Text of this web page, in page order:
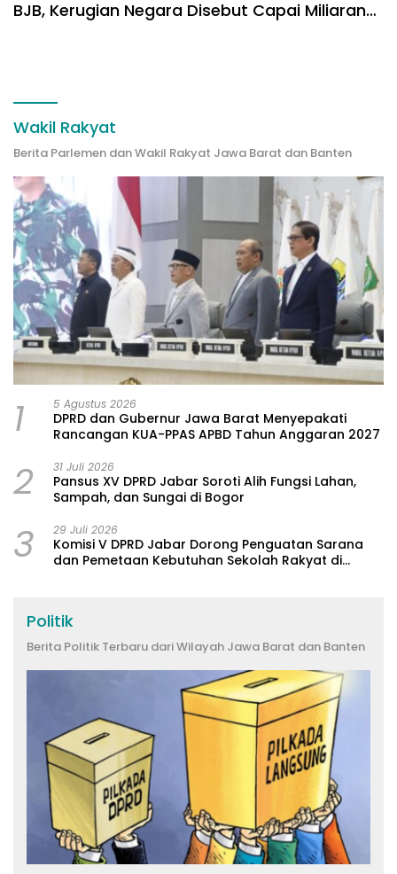
BJB, Kerugian Negara Disebut Capai Miliaran
Wakil Rakyat
Berita Parlemen dan Wakil Rakyat Jawa Barat dan Banten
1 5 Agustus 2026
DPRD dan Gubernur Jawa Barat Menyepakati
Rancangan KUA-PPAS APBD Tahun Anggaran 2027
2 31 Juli 2026
Pansus XV DPRD Jabar Soroti Alih Fungsi Lahan,
Sampah, dan Sungai di Bogor
3 29 Juli 2026
Komisi V DPRD Jabar Dorong Penguatan Sarana
dan Pemetaan Kebutuhan Sekolah Rakyat di
Politik
Berita Politik Terbaru dari Wilayah Jawa Barat dan Banten